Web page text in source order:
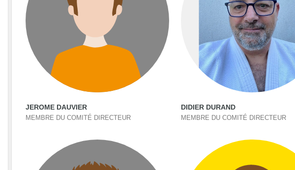
JEROME DAUVIER
MEMBRE DU COMITÉ DIRECTEUR
DIDIER DURAND
MEMBRE DU COMITÉ DIRECTEUR